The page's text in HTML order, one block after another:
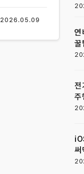
2026.05.09
연
꿀
전
주
써